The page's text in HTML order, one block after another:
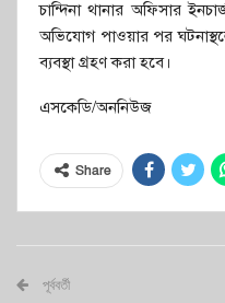
চান্দিনা থানার অফিসার
অভিযোগ পাওয়ার পর
ব্যবস্থা গ্রহণ করা হবে।
এসকেডি/অননিউজ
Share
পূর্ববর্তী